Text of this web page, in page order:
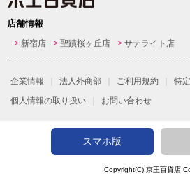
店舗情報
新宿店 聖蹟桜ヶ丘店 サテライト店
企業情報 法人外商部 ご利用規約
特
個人情報の取り扱い
お問い合わせ
スマホ版
Copyright(C) 京王百貨店